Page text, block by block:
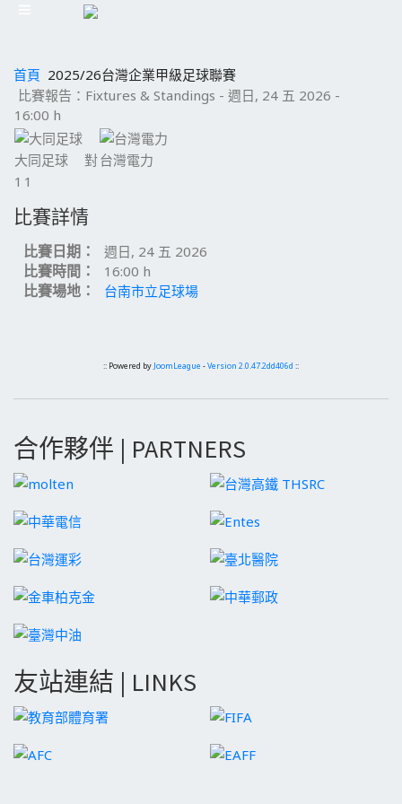
首頁 2025/26台灣企業甲級足球聯賽
比賽報告：Fixtures & Standings - 週日, 24 五 2026 -
16:00 h
大同足球 對台灣電力
1 1
比賽詳情
比賽日期： 週日, 24 五 2026
比賽時間： 16:00 h
比賽場地： 台南市立足球場
:: Powered by JoomLeague -Version 2.0.47.2dd406d ::
合作夥伴 | PARTNERS
友站連結 | LINKS